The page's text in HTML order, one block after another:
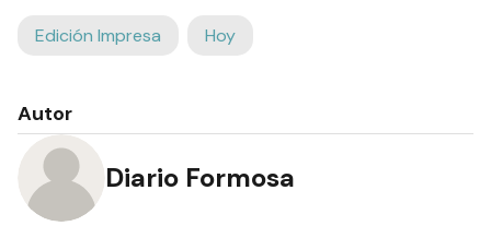
Edición Impresa Hoy
Autor
Diario Formosa